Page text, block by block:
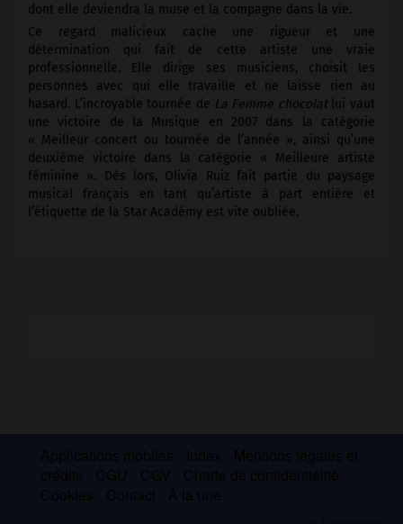
dont elle deviendra la muse et la compagne dans la vie.
Ce regard malicieux cache une rigueur et une
détermination qui fait de cette artiste une vraie
professionnelle. Elle dirige ses musiciens, choisit les
personnes avec qui elle travaille et ne laisse rien au
hasard. L’incroyable tournée de La Femme chocolatlui vaut
une victoire de la Musique en 2007 dans la catégorie
« Meilleur concert ou tournée de l’année », ainsi qu’une
deuxième victoire dans la catégorie « Meilleure artiste
féminine ». Dès lors, Olivia Ruiz fait partie du paysage
musical français en tant qu’artiste à part entière et
l’étiquette de la Star Académy est vite oubliée.